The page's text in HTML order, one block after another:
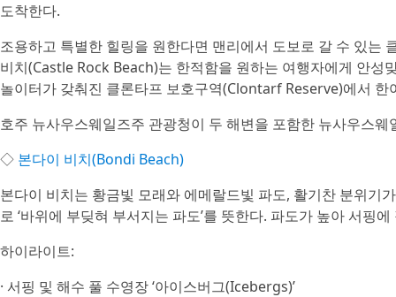
도착한다.
조용하고 특별한 힐링을 원한다면 맨리에서 도보로 갈 수 있
비치(Castle Rock Beach)는 한적함을 원하는 여행자에게 안성
놀이터가 갖춰진 클론타프 보호구역(Clontarf Reserve)에서 한
호주 뉴사우스웨일즈주 관광청이 두 해변을 포함한 뉴사우스
◇ 본다이 비치(Bondi Beach)
본다이 비치는 황금빛 모래와 에메랄드빛 파도, 활기찬 분위기
로 ‘바위에 부딪혀 부서지는 파도’를 뜻한다. 파도가 높아 서핑
하이라이트:
· 서핑 및 해수 풀 수영장 ‘아이스버그(Icebergs)’